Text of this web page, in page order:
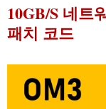
10GB/S 네트
패치 코드